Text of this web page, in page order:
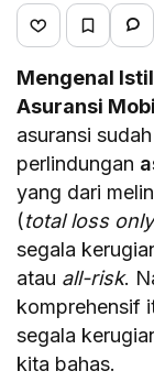
Mengenal
Asuransi
asuransi
perlindungan
yang dari
(total loss only
segala
atau all-risk.
komprehensif
segala
kita bahas.